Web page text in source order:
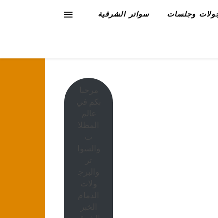
وجلسات سواتر الشرقية